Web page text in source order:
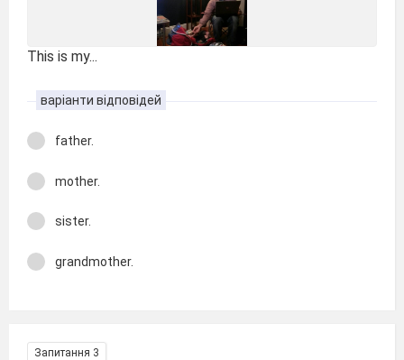
This is my...
варіанти відповідей
father.
mother.
sister.
grandmother.
Запитання 3